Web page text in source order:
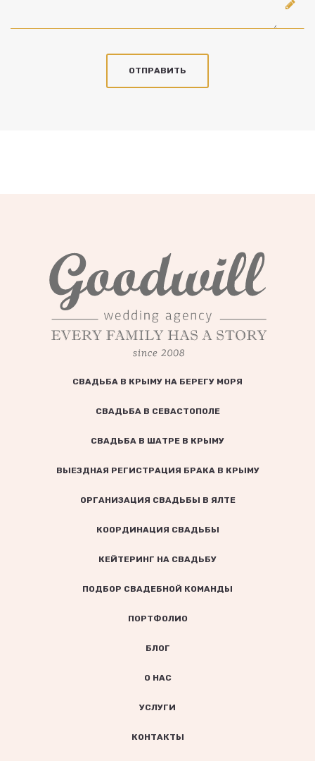
СВАДЬБА В КРЫМУ НА БЕРЕГУ МОРЯ
СВАДЬБА В СЕВАСТОПОЛЕ
СВАДЬБА В ШАТРЕ В КРЫМУ
ВЫЕЗДНАЯ РЕГИСТРАЦИЯ БРАКА В КРЫМУ
ОРГАНИЗАЦИЯ СВАДЬБЫ В ЯЛТЕ
КООРДИНАЦИЯ СВАДЬБЫ
КЕЙТЕРИНГ НА СВАДЬБУ
ПОДБОР СВАДЕБНОЙ КОМАНДЫ
ПОРТФОЛИО
БЛОГ
О НАС
УСЛУГИ
КОНТАКТЫ